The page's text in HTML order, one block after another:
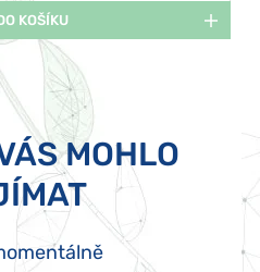
KOŠÍKU
MOHLO